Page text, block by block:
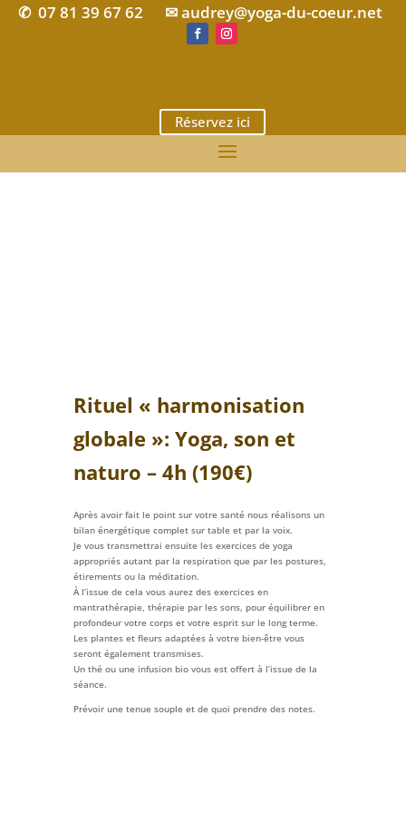
✆ 07 81 39 67 62 ✉ audrey@yoga-du-coeur.net
Réservez ici
Rituel « harmonisation
globale »: Yoga, son et
naturo – 4h (190€)
Après avoir fait le point sur votre santé nous réalisons un
bilan énergétique complet sur table et par la voix.
Je vous transmettrai ensuite les exercices de yoga
appropriés autant par la respiration que par les postures,
étirements ou la méditation.
À l’issue de cela vous aurez des exercices en
mantrathérapie, thérapie par les sons, pour équilibrer en
profondeur votre corps et votre esprit sur le long terme.
Les plantes et fleurs adaptées à votre bien-être vous
seront également transmises.
Un thé ou une infusion bio vous est offert à l’issue de la
séance.
Prévoir une tenue souple et de quoi prendre des notes.